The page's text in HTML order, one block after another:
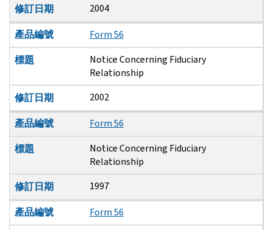
修訂日期
2004
產品編號
Form 56
標題
Notice Concerning Fiduciary
Relationship
修訂日期
2002
產品編號
Form 56
標題
Notice Concerning Fiduciary
Relationship
修訂日期
1997
產品編號
Form 56